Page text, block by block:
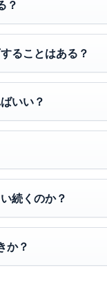
？
ることはある？
いい？
続くのか？
か？